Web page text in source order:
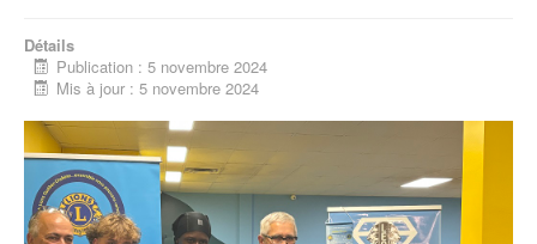
Détails
Publication : 5 novembre 2024
Mis à jour : 5 novembre 2024